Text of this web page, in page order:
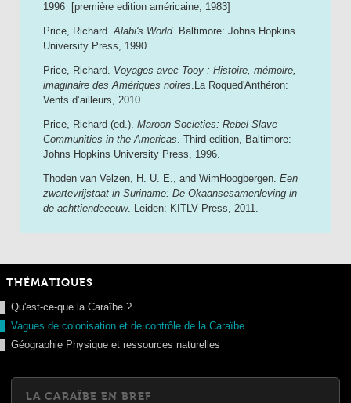
1996 [première edition américaine, 1983]
Price, Richard.Alabi's World. Baltimore: Johns Hopkins
University Press, 1990.
Price, Richard. Voyages avec Tooy : Histoire, mémoire,
imaginaire des Amériques noires.La Roqued'Anthéron:
Vents d’ailleurs, 2010
Price, Richard (ed.). Maroon Societies: Rebel Slave
Communities in the Americas. Third edition, Baltimore:
Johns Hopkins University Press, 1996.
Thoden van Velzen, H. U. E., and WimHoogbergen. Een
zwartevrijstaat in Suriname: De Okaansesamenleving in
de achttiendeeeuw. Leiden: KITLV Press, 2011.
THÉMATIQUES
Qu'est-ce-que la Caraïbe ?
Vagues de colonisation et de contrôle de la Caraïbe
Géographie Physique et ressources naturelles
LA CARAÏBE EN BREF